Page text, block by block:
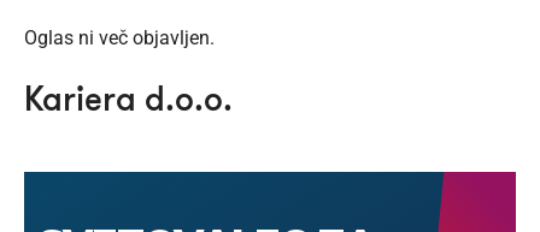
Oglas ni več objavljen.
Kariera d.o.o.